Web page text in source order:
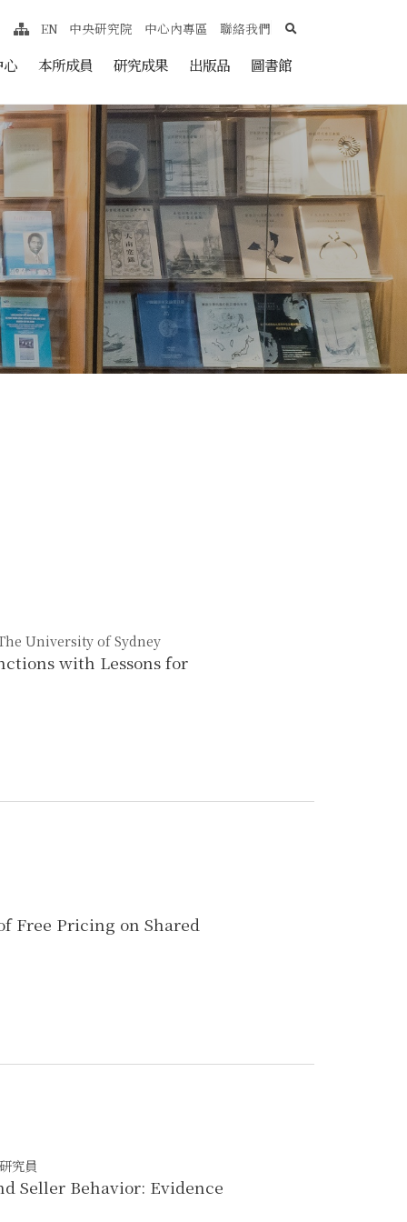
心 本所成員 研究成果 出版品 圖書館
網站導覽
EN 中央研究院 中心內專區 聯絡我們 search
University of Sydney
with Lessons for
Free Pricing on Shared
究員
Seller Behavior: Evidence